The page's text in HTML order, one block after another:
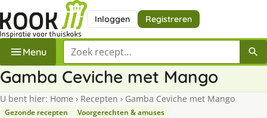
Inloggen Registreren
Menu Zoek een recept
Gamba Ceviche met Mango
U bent hier: Home › Recepten › Gamba Ceviche met Mango
Gezonde recepten Voorgerechten & amuses